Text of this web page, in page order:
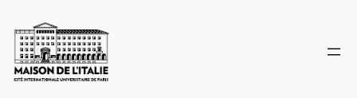
to
content